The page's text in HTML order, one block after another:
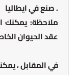
. صنع في ايطاليا
ملاحظة: يمكنك
عقد الحيوان
في المقابل ،